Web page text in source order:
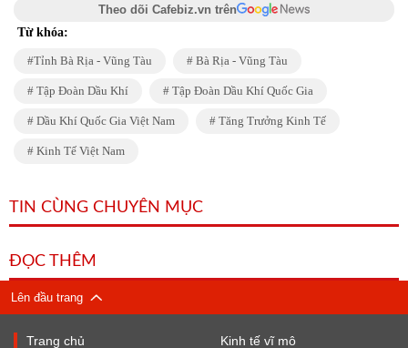
Theo dõi Cafebiz.vn trên
Từ khóa:
Tỉnh Bà Rịa - Vũng Tàu Bà Rịa - Vũng Tàu
Tập Đoàn Dầu Khí Tập Đoàn Dầu Khí Quốc Gia
Dầu Khí Quốc Gia Việt Nam Tăng Trưởng Kinh Tế
Kinh Tế Việt Nam
TIN CÙNG CHUYÊN MỤC
ĐỌC THÊM
Lên đầu trang
Trang chủ Kinh tế vĩ mô